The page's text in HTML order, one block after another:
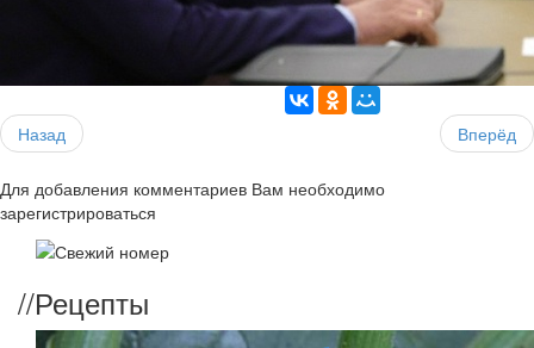
Назад Вперёд
Для добавления комментариев Вам необходимо
зарегистрироваться
//Рецепты